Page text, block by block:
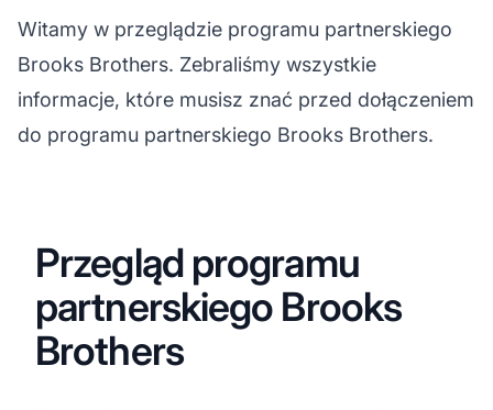
Witamy w przeglądzie programu partnerskiego
Brooks Brothers. Zebraliśmy wszystkie
informacje, które musisz znać przed dołączeniem
do programu partnerskiego Brooks Brothers.
Przegląd programu
partnerskiego Brooks
Brothers